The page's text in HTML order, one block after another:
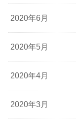
2020年6月
2020年5月
2020年4月
2020年3月